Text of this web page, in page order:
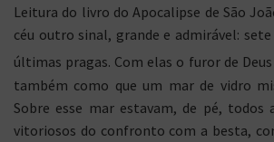
Leitura do livro do Apocalipse de São
céu outro sinal, grande e admirável:
últimas pragas. Com elas o furor de
também como que um mar de vidro
Sobre esse mar estavam, de pé, todos
vitoriosos do confronto com a besta,